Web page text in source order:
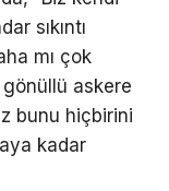
sıkıntı
mı çok
askere
bunu hiçbirini
kadar